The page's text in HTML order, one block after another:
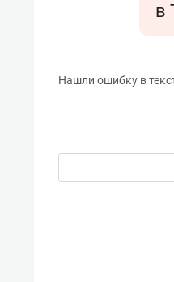
в
Нашли ошибку в